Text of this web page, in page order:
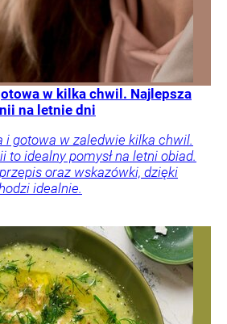
w kilka chwil. Najlepsza
na letnie dni
i gotowa w zaledwie kilka chwil.
to idealny pomysł na letni obiad.
oraz wskazówki, dzięki
idealnie.